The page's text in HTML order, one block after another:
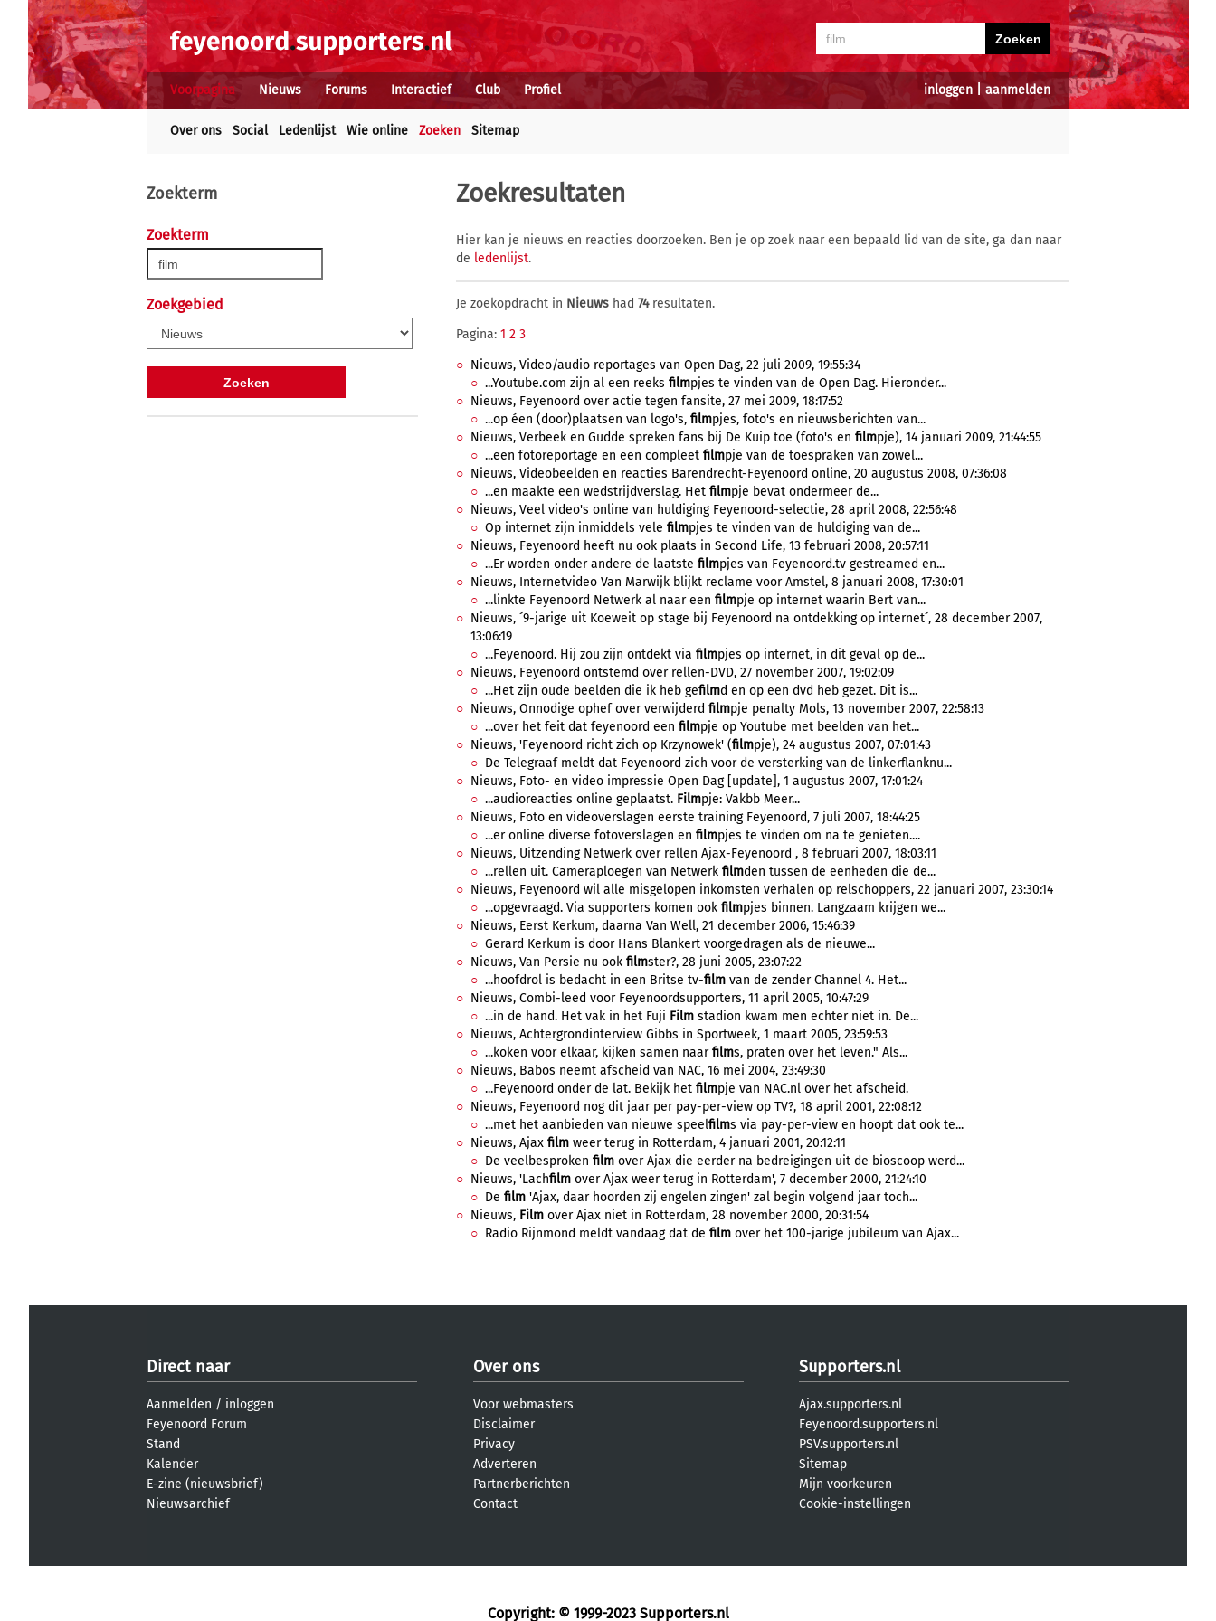
inloggen aanmelden
Voorpagina Nieuws Forums Interactief Club Profiel
Over ons Social Ledenlijst Wie online Zoeken Sitemap
Zoekterm
Zoekterm
Zoekgebied
Zoekresultaten
Hier kan je nieuws en reacties doorzoeken. Ben je op zoek naar een bepaald lid van de site, ga dan naar
de ledenlijst.
Je zoekopdracht in Nieuws had 74resultaten.
Pagina: 1 2 3
Nieuws, Video/audio reportages van Open Dag, 22 juli 2009, 19:55:34
...Youtube.com zijn al een reeks filmpjes te vinden van de Open Dag. Hieronder...
Nieuws, Feyenoord over actie tegen fansite, 27 mei 2009, 18:17:52
...op éen (door)plaatsen van logo's, filmpjes, foto's en nieuwsberichten van...
Nieuws, Verbeek en Gudde spreken fans bij De Kuip toe (foto's en filmpje), 14 januari 2009, 21:44:55
...een fotoreportage en een compleet filmpje van de toespraken van zowel...
Nieuws, Videobeelden en reacties Barendrecht-Feyenoord online, 20 augustus 2008, 07:36:08
...en maakte een wedstrijdverslag. Het filmpje bevat ondermeer de...
Nieuws, Veel video's online van huldiging Feyenoord-selectie, 28 april 2008, 22:56:48
Op internet zijn inmiddels vele filmpjes te vinden van de huldiging van de...
Nieuws, Feyenoord heeft nu ook plaats in Second Life, 13 februari 2008, 20:57:11
...Er worden onder andere de laatste filmpjes van Feyenoord.tv gestreamed en...
Nieuws, Internetvideo Van Marwijk blijkt reclame voor Amstel, 8 januari 2008, 17:30:01
...linkte Feyenoord Netwerk al naar een filmpje op internet waarin Bert van...
Nieuws, ´9-jarige uit Koeweit op stage bij Feyenoord na ontdekking op internet´, 28 december 2007,
13:06:19
...Feyenoord. Hij zou zijn ontdekt via filmpjes op internet, in dit geval op de...
Nieuws, Feyenoord ontstemd over rellen-DVD, 27 november 2007, 19:02:09
...Het zijn oude beelden die ik heb gefilmd en op een dvd heb gezet. Dit is...
Nieuws, Onnodige ophef over verwijderd filmpje penalty Mols, 13 november 2007, 22:58:13
...over het feit dat feyenoord een filmpje op Youtube met beelden van het...
Nieuws, 'Feyenoord richt zich op Krzynowek' (filmpje), 24 augustus 2007, 07:01:43
De Telegraaf meldt dat Feyenoord zich voor de versterking van de linkerflanknu...
Nieuws, Foto- en video impressie Open Dag [update], 1 augustus 2007, 17:01:24
...audioreacties online geplaatst. Filmpje: Vakbb Meer...
Nieuws, Foto en videoverslagen eerste training Feyenoord, 7 juli 2007, 18:44:25
...er online diverse fotoverslagen en filmpjes te vinden om na te genieten....
Nieuws, Uitzending Netwerk over rellen Ajax-Feyenoord , 8 februari 2007, 18:03:11
...rellen uit. Cameraploegen van Netwerk filmden tussen de eenheden die de...
Nieuws, Feyenoord wil alle misgelopen inkomsten verhalen op relschoppers, 22 januari 2007, 23:30:14
...opgevraagd. Via supporters komen ook filmpjes binnen. Langzaam krijgen we...
Nieuws, Eerst Kerkum, daarna Van Well, 21 december 2006, 15:46:39
Gerard Kerkum is door Hans Blankert voorgedragen als de nieuwe...
Nieuws, Van Persie nu ook filmster?, 28 juni 2005, 23:07:22
...hoofdrol is bedacht in een Britse tv-film van de zender Channel 4. Het...
Nieuws, Combi-leed voor Feyenoordsupporters, 11 april 2005, 10:47:29
...in de hand. Het vak in het Fuji Film stadion kwam men echter niet in. De...
Nieuws, Achtergrondinterview Gibbs in Sportweek, 1 maart 2005, 23:59:53
...koken voor elkaar, kijken samen naarfilms, praten over het leven." Als...
Nieuws, Babos neemt afscheid van NAC, 16 mei 2004, 23:49:30
...Feyenoord onder de lat. Bekijk het filmpje van NAC.nl over het afscheid.
Nieuws, Feyenoord nog dit jaar per pay-per-view op TV?, 18 april 2001, 22:08:12
...met het aanbieden van nieuwe speelfilms via pay-per-view en hoopt dat ook te...
Nieuws, Ajax film weer terug in Rotterdam, 4 januari 2001, 20:12:11
De veelbesproken film over Ajax die eerder na bedreigingen uit de bioscoop werd...
Nieuws, 'Lachfilm over Ajax weer terug in Rotterdam', 7 december 2000, 21:24:10
De film 'Ajax, daar hoorden zij engelen zingen' zal begin volgend jaar toch...
Nieuws, Film over Ajax niet in Rotterdam, 28 november 2000, 20:31:54
Radio Rijnmond meldt vandaag dat de film over het 100-jarige jubileum van Ajax...
Direct naar
Aanmelden / inloggen
Feyenoord Forum
Stand
Kalender
E-zine (nieuwsbrief)
Nieuwsarchief
Over ons
Voor webmasters
Disclaimer
Privacy
Adverteren
Partnerberichten
Contact
Supporters.nl
Ajax.supporters.nl
Feyenoord.supporters.nl
PSV.supporters.nl
Sitemap
Mijn voorkeuren
Cookie-instellingen
Copyright: © 1999-2023 Supporters.nl